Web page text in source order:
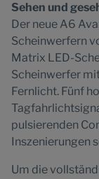
Sehen und
Der neue A6
Scheinwerfern
Matrix LED-
Scheinwerfer
Fernlicht. Fünf
pulsierenden
Inszenierungen
Um die